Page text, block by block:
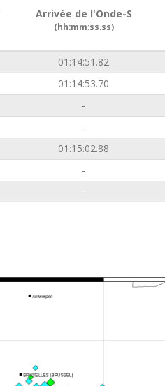
Arrivée de l'Onde-S
(hh:mm:ss.ss)
01:14:51.82
01:14:53.70
-
-
01:15:02.88
-
-